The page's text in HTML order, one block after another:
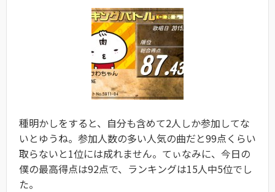
種明かしをすると、自分も含めて2人しか参加してな
いとゆうね。参加人数の多い人気の曲だと99点くらい
取らないと1位には成れません。てぃなみに、今日の
僕の最高得点は92点で、ランキングは15人中5位でし
た。